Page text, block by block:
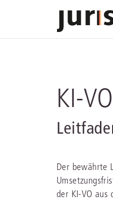
KI-VO
Der bewährte
der KI-VO aus